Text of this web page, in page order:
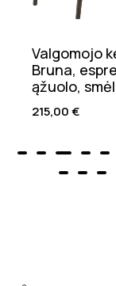
Valgomojo
Bruna,
ąžuolo,
215,00€